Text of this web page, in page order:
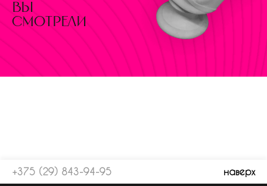
вы
смотрели
+375 (29) 843-94-95 наверх